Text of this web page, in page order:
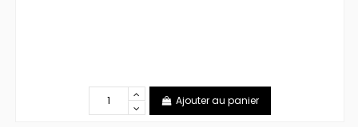
Ajouter au panier